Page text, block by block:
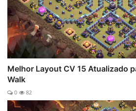
Melhor Layout CV 15 Atualizado
Walk
0 82